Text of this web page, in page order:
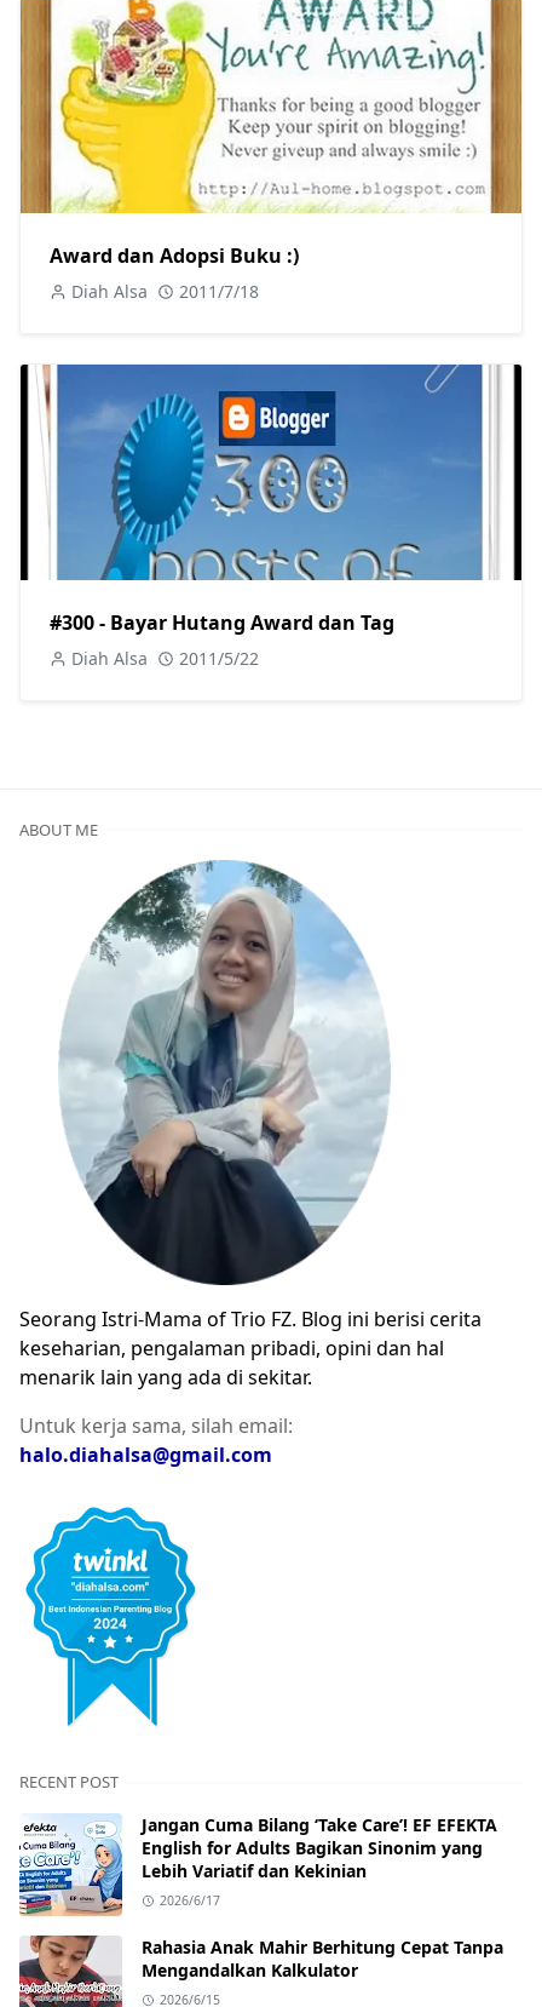
Award dan Adopsi Buku :)
Diah Alsa 2011/7/18
#300 - Bayar Hutang Award dan Tag
Diah Alsa 2011/5/22
ABOUT ME
Seorang Istri-Mama of Trio FZ. Blog ini berisi cerita
keseharian, pengalaman pribadi, opini dan hal
menarik lain yang ada di sekitar.
Untuk kerja sama, silah email:
halo.diahalsa@gmail.com
RECENT POST
Jangan Cuma Bilang ‘Take Care’! EF EFEKTA
English for Adults Bagikan Sinonim yang
Lebih Variatif dan Kekinian
2026/6/17
Rahasia Anak Mahir Berhitung Cepat Tanpa
Mengandalkan Kalkulator
2026/6/15